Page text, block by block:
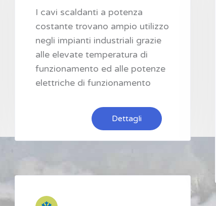
I cavi scaldanti a potenza
costante trovano ampio utilizzo
negli impianti industriali grazie
alle elevate temperatura di
funzionamento ed alle potenze
elettriche di funzionamento
Dettagli